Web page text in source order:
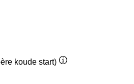
koude start)